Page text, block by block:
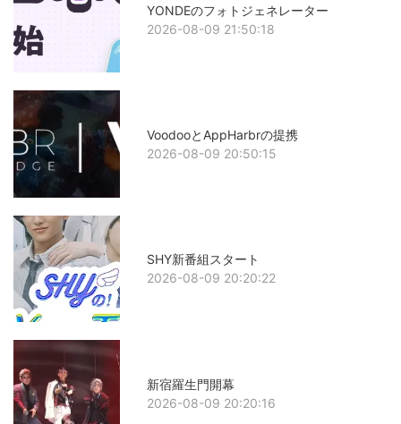
YONDEのフォトジェネレーター
2026-08-09 21:50:18
VoodooとAppHarbrの提携
2026-08-09 20:50:15
SHY新番組スタート
2026-08-09 20:20:22
新宿羅生門開幕
2026-08-09 20:20:16